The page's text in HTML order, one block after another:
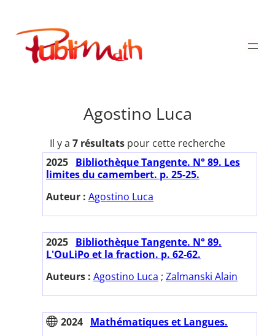
contenu
Publimath
Agostino Luca
Il y a 7 résultats pour cette recherche
2025 Bibliothèque Tangente. N° 89. Les
limites du camembert. p. 25-25.
Auteur : Agostino Luca
2025 Bibliothèque Tangente. N° 89.
L'OuLiPo et la fraction. p. 62-62.
Auteurs : Agostino Luca ; Zalmanski Alain
2024 Mathématiques et Langues.